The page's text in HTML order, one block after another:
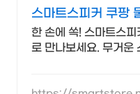
스마트스피커 쿠팡
한 손에 쏙! 스마트스
로 만나보세요. 무거운